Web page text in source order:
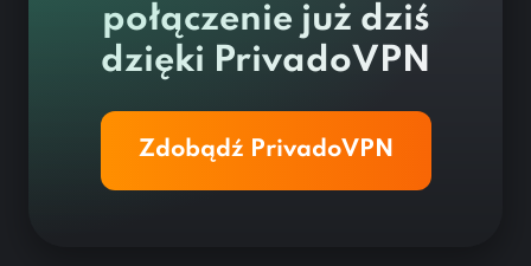
połączenie już dziś
dzięki PrivadoVPN
Zdobądź PrivadoVPN